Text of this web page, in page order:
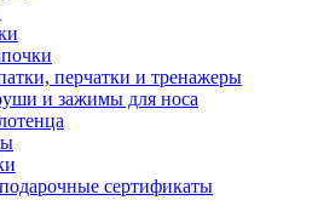
перчатки и тренажеры
и зажимы для носа
сертификаты